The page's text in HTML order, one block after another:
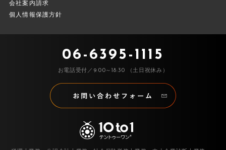
会社案内請求
個人情報保護方針
06-6395-1115
お電話受付／9:00～18:30 （土日祝休み）